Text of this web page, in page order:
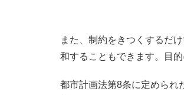
また、制約をきつくするだ
和することもできます。目
都市計画法第8条に定められ